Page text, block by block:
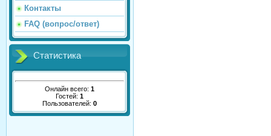
Контакты
FAQ (вопрос/ответ)
Статистика
Онлайн всего: 1
Гостей: 1
Пользователей: 0